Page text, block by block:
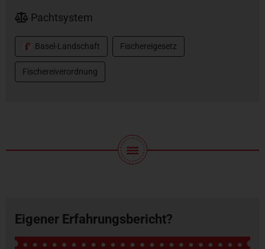
Pachtsystem
Basel-Landschaft Fischereigesetz
Fischereiverordnung
Eigener Erfahrungsbericht?